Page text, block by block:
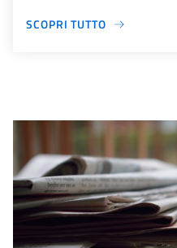
SCOPRI TUTTO